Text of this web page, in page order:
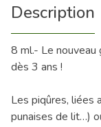
Description
8 ml.- Le
dès 3 ans !
Les piqûres, liées
punaises de lit…)